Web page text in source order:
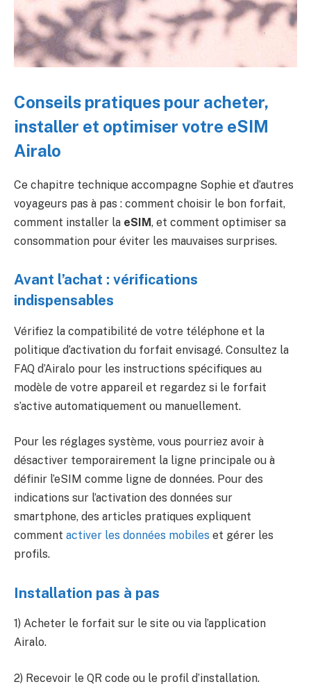
Conseils pratiques pour acheter,
installer et optimiser votre eSIM
Airalo
Ce chapitre technique accompagne Sophie et d’autres
voyageurs pas à pas : comment choisir le bon forfait,
comment installer la eSIM, et comment optimiser sa
consommation pour éviter les mauvaises surprises.
Avant l’achat : vérifications
indispensables
Vérifiez la compatibilité de votre téléphone et la
politique d’activation du forfait envisagé. Consultez la
FAQ d’Airalo pour les instructions spécifiques au
modèle de votre appareil et regardez si le forfait
s’active automatiquement ou manuellement.
Pour les réglages système, vous pourriez avoir à
désactiver temporairement la ligne principale ou à
définir l’eSIM comme ligne de données. Pour des
indications sur l’activation des données sur
smartphone, des articles pratiques expliquent
comment activer les données mobiles et gérer les
profils.
Installation pas à pas
1) Acheter le forfait sur le site ou via l’application
Airalo.
2) Recevoir le QR code ou le profil d’installation.